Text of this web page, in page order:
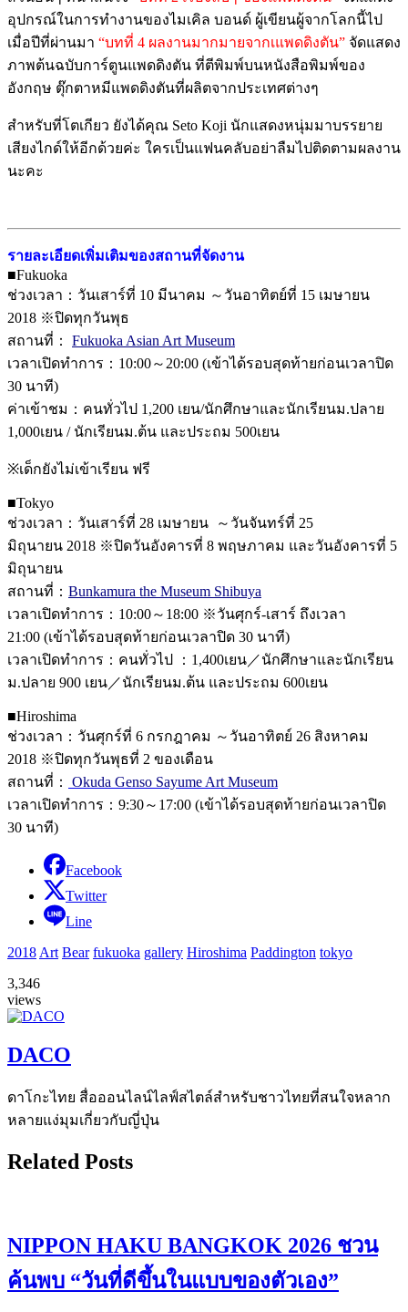
อุปกรณ์ในการทำงานของไมเคิล บอนด์ ผู้เขียนผู้จากโลกนี้ไป
เมื่อปีที่ผ่านมา “บทที่ 4 ผลงานมากมายจากเแพดดิงตัน” จัดแสดง
ภาพต้นฉบับการ์ตูนแพดดิงตัน ที่ตีพิมพ์บนหนังสือพิมพ์ของ
อังกฤษ ตุ๊กตาหมีแพดดิงตันที่ผลิตจากประเทศต่างๆ
สำหรับที่โตเกียว ยังได้คุณ Seto Koji นักแสดงหนุ่มมาบรรยาย
เสียงไกด์ให้อีกด้วยค่ะ ใครเป็นแฟนคลับอย่าลืมไปติดตามผลงาน
นะคะ
รายละเอียดเพิ่มเติมของสถานที่จัดงาน
■Fukuoka
ช่วงเวลา：วันเสาร์ที่ 10 มีนาคม ～วันอาทิตย์ที่ 15 เมษายน
2018 ※ปิดทุกวันพุธ
สถานที่： Fukuoka Asian Art Museum
เวลาเปิดทำการ：10:00～20:00 (เข้าได้รอบสุดท้ายก่อนเวลาปิด
30 นาที)
ค่าเข้าชม：คนทั่วไป 1,200 เยน/นักศึกษาและนักเรียนม.ปลาย
1,000เยน / นักเรียนม.ต้น และประถม 500เยน
※เด็กยังไม่เข้าเรียน ฟรี
■Tokyo
ช่วงเวลา：วันเสาร์ที่ 28 เมษายน ～วันจันทร์ที่ 25
มิถุนายน 2018 ※ปิดวันอังคารที่ 8 พฤษภาคม และวันอังคารที่ 5
มิถุนายน
สถานที่： Bunkamura the Museum Shibuya
เวลาเปิดทำการ：10:00～18:00 ※วันศุกร์-เสาร์ ถึงเวลา
21:00 (เข้าได้รอบสุดท้ายก่อนเวลาปิด 30 นาที)
เวลาเปิดทำการ：คนทั่วไป ：1,400เยน／นักศึกษาและนักเรียน
ม.ปลาย 900 เยน／นักเรียนม.ต้น และประถม 600เยน
■Hiroshima
ช่วงเวลา：วันศุกร์ที่ 6 กรกฎาคม ～วันอาทิตย์ 26 สิงหาคม
2018 ※ปิดทุกวันพุธที่ 2 ของเดือน
สถานที่：
Okuda Genso Sayume Art Museum
เวลาเปิดทำการ：9:30～17:00 (เข้าได้รอบสุดท้ายก่อนเวลาปิด
30 นาที)
Facebook
Twitter
Line
2018Art Bear fukuoka gallery Hiroshima Paddington tokyo
3,346
views
DACO
ดาโกะไทย สื่อออนไลน์ไลฟ์สไตล์สำหรับชาวไทยที่สนใจหลาก
หลายแง่มุมเกี่ยวกับญี่ปุ่น
Related Posts
NIPPON HAKU BANGKOK 2026 ชวน
ค้นพบ “วันที่ดีขึ้นในแบบของตัวเอง”